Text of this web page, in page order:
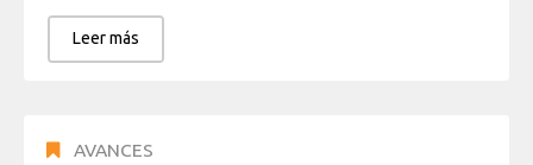
Leer más
AVANCES